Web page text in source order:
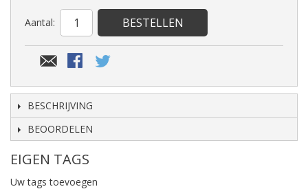
Aantal: BESTELLEN
BESCHRIJVING
BEOORDELEN
EIGEN TAGS
Uw tags toevoegen